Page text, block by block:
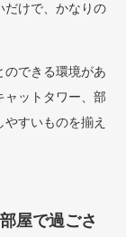
だけで、かなりの
のできる環境があ
ャットタワー、部
すいものを揃え
屋で過ごさ